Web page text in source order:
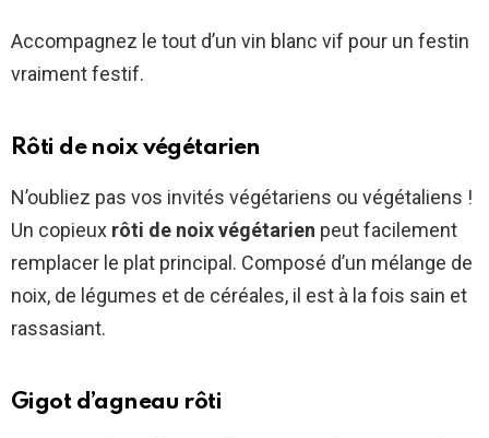
Accompagnez le tout d’un vin blanc vif pour un festin
vraiment festif.
Rôti de noix végétarien
N’oubliez pas vos invités végétariens ou végétaliens !
Un copieux rôti de noix végétarien peut facilement
remplacer le plat principal. Composé d’un mélange de
noix, de légumes et de céréales, il est à la fois sain et
rassasiant.
Gigot d’agneau rôti